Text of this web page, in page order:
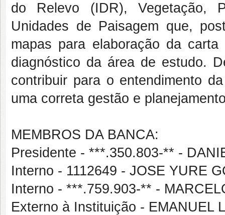
do Relevo (IDR), Vegetação,
Unidades de Paisagem que,
mapas para elaboração da
diagnóstico da área de estudo.
contribuir para o entendimento
uma correta gestão e
MEMBROS DA BANCA:
Presidente - ***.350.803-** -
Interno - 1112649 - JOSE YURE
Interno - ***.759.903-** -
Externo à Instituição - EMANUEL